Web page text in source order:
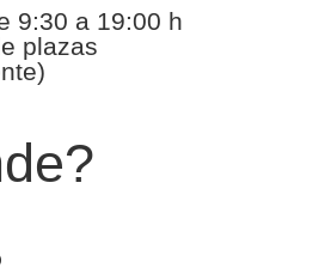
9:30 a 19:00 h
plazas